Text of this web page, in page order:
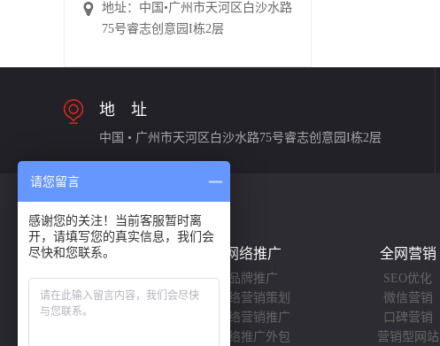
地址：中国•广州市天河区白沙水路
75号睿志创意园I栋2层
地 址
中国 • 广州市天河区白沙水路75号睿志创意园I栋2层
关于欧陆
欧陆科技
企业文化
合作伙伴
网络推广
品牌推广
网络营销策划
网络营销推广
网络推广外包
全网营销
SEO优化
微信营销
口碑营销
营销型网站
请您留言
感谢您的关注！当前客服暂时离
开，请填写您的真实信息，我们会
尽快和您联系。